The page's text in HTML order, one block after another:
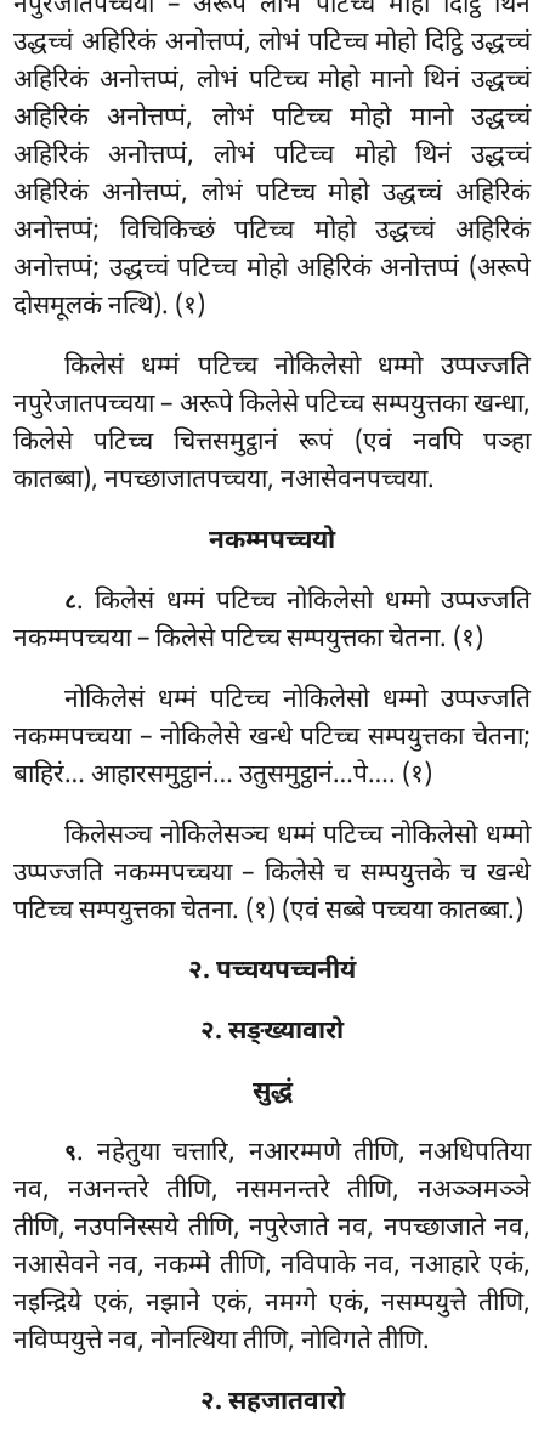
उद्धच्चं अहिरिकं अनोत्तप्पं, लोभं पटिच्च मोहो दिट्ठि उद्धच्चं
अहिरिकं अनोत्तप्पं, लोभं पटिच्च मोहो मानो थिनं उद्धच्चं
अहिरिकं अनोत्तप्पं, लोभं पटिच्च मोहो मानो उद्धच्चं
अहिरिकं अनोत्तप्पं, लोभं पटिच्च मोहो थिनं उद्धच्चं
अहिरिकं अनोत्तप्पं, लोभं पटिच्च मोहो उद्धच्चं अहिरिकं
अनोत्तप्पं; विचिकिच्छं पटिच्च मोहो उद्धच्चं अहिरिकं
अनोत्तप्पं; उद्धच्चं पटिच्च मोहो अहिरिकं अनोत्तप्पं (अरूपे
दोसमूलकं नत्थि). (१)
किलेसं धम्मं पटिच्च नोकिलेसो धम्मो उप्पज्जति
नपुरेजातपच्चया – अरूपे किलेसे पटिच्च सम्पयुत्तका खन्धा,
किलेसे पटिच्च चित्तसमुट्ठानं रूपं (एवं नवपि पञ्हा
कातब्बा), नपच्छाजातपच्चया, नआसेवनपच्चया.
नकम्मपच्चयो
८. किलेसं धम्मं पटिच्च नोकिलेसो धम्मो उप्पज्जति
नकम्मपच्चया – किलेसे पटिच्च सम्पयुत्तका चेतना. (१)
नोकिलेसं धम्मं पटिच्च नोकिलेसो धम्मो उप्पज्जति
नकम्मपच्चया – नोकिलेसे खन्धे पटिच्च सम्पयुत्तका चेतना;
बाहिरं… आहारसमुट्ठानं… उतुसमुट्ठानं…पे…. (१)
किलेसञ्च नोकिलेसञ्च धम्मं पटिच्च नोकिलेसो धम्मो
उप्पज्जति नकम्मपच्चया – किलेसे च सम्पयुत्तके च खन्धे
पटिच्च सम्पयुत्तका चेतना. (१) (एवं सब्बे पच्चया कातब्बा.)
२. पच्चयपच्चनीयं
२. सङ्ख्यावारो
सुद्धं
९. नहेतुया चत्तारि, नआरम्मणे तीणि, नअधिपतिया
नव, नअनन्तरे तीणि, नसमनन्तरे तीणि, नअञ्ञमञ्ञे
तीणि, नउपनिस्सये तीणि, नपुरेजाते नव, नपच्छाजाते नव,
नआसेवने नव, नकम्मे तीणि, नविपाकेनव, नआहारे एकं,
नइन्द्रिये एकं, नझाने एकं, नमग्गे एकं, नसम्पयुत्ते तीणि,
नविप्पयुत्ते नव, नोनत्थिया तीणि, नोविगते तीणि.
२. सहजातवारो